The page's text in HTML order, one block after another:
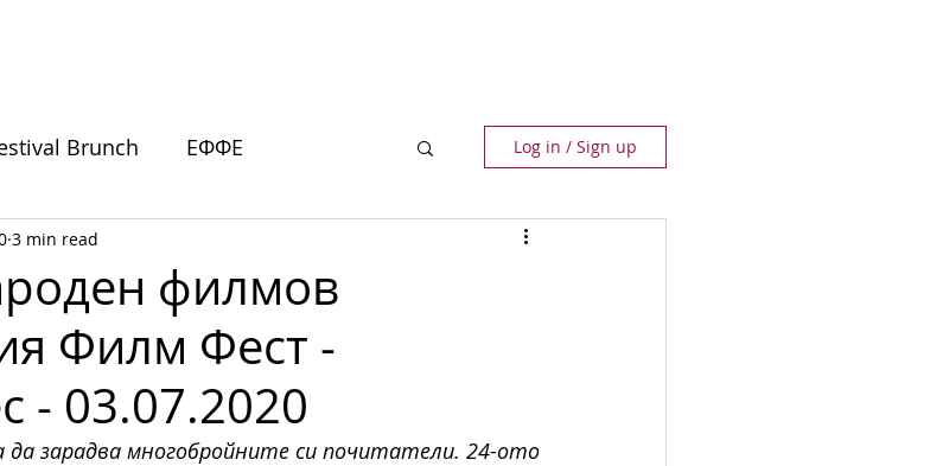
Brunch ЕФФЕ Log in / Sign up
филмов
Филм Фест -
- 03.07.2020
3 min read
зарадва многобройните си почитатели. 24-ото